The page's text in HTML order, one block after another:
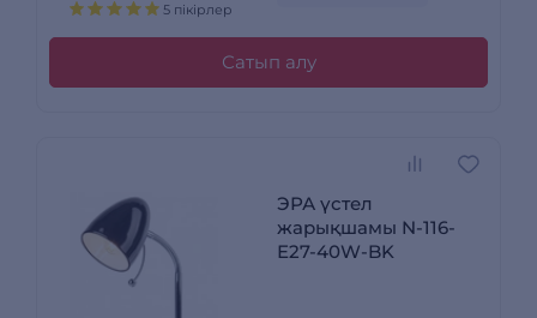
5 пікірлер
Сатып алу
ЭРА үстел
жарықшамы N-116-
Е27-40W-BK